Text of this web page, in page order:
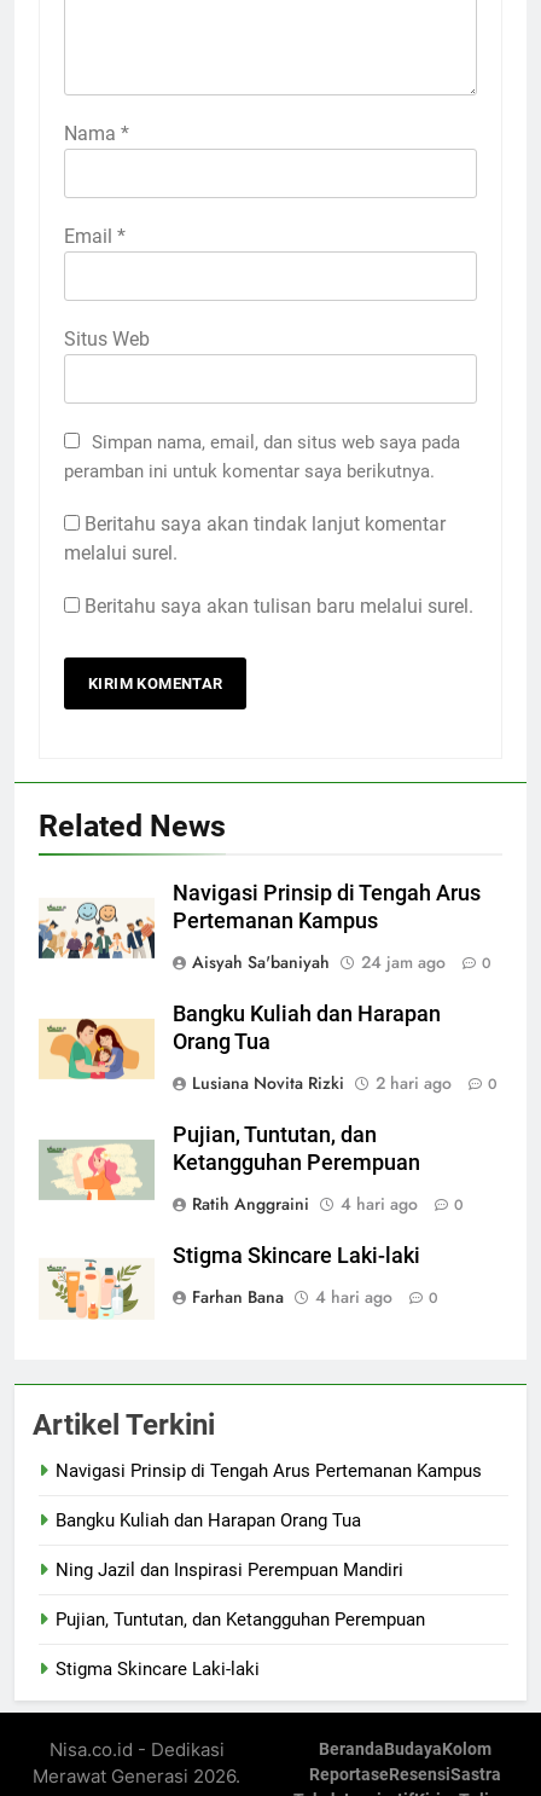
Nama *
Email *
Situs Web
Simpan nama, email, dan situs web saya pada
peramban ini untuk komentar saya berikutnya.
Beritahu saya akan tindak lanjut komentar
melalui surel.
Beritahu saya akan tulisan baru melalui surel.
Related News
Navigasi Prinsip di Tengah Arus
Pertemanan Kampus
Aisyah Sa'baniyah
24 jam ago 0
Bangku Kuliah dan Harapan
Orang Tua
Lusiana Novita Rizki
2 hari ago 0
Pujian, Tuntutan, dan
Ketangguhan Perempuan
Ratih Anggraini
4 hari ago 0
Stigma Skincare Laki-laki
Farhan Bana
4 hari ago 0
Artikel Terkini
Navigasi Prinsip di Tengah Arus Pertemanan Kampus
Bangku Kuliah dan Harapan Orang Tua
Ning Jazil dan Inspirasi Perempuan Mandiri
Pujian, Tuntutan, dan Ketangguhan Perempuan
Stigma Skincare Laki-laki
Nisa.co.id - Dedikasi
Merawat Generasi 2026.
BerandaBudayaKolom
ReportaseResensiSastra